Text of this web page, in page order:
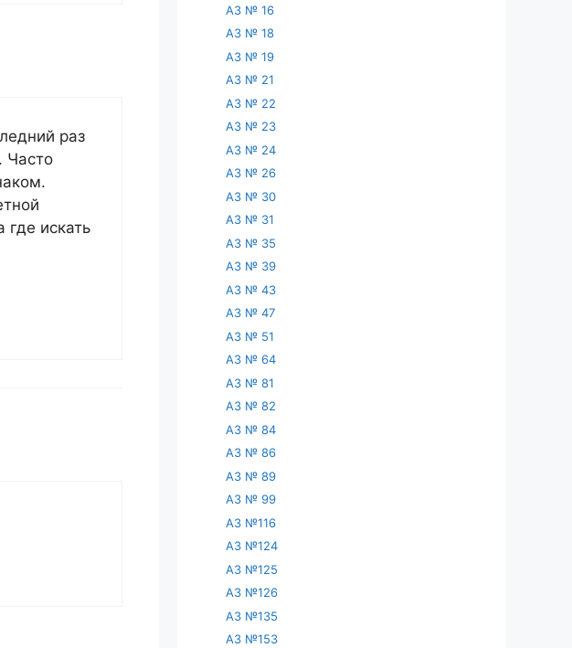
раз
Часто
где искать
АЗ № 16
АЗ № 18
АЗ № 19
АЗ № 21
АЗ № 22
АЗ № 23
АЗ № 24
АЗ № 26
АЗ № 30
АЗ № 31
АЗ № 35
АЗ № 39
АЗ № 43
АЗ № 47
АЗ № 51
АЗ № 64
АЗ № 81
АЗ № 82
АЗ № 84
АЗ № 86
АЗ № 89
АЗ № 99
АЗ №116
АЗ №124
АЗ №125
АЗ №126
АЗ №135
АЗ №153